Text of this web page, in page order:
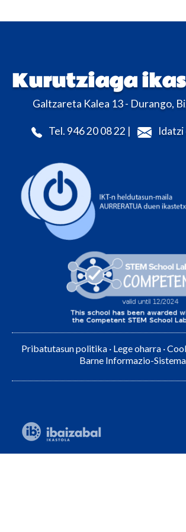
Kurutziaga
Galtzareta Kalea 13 - Durango,
Tel. 946 20 08 22 | Idatzi
Pribatutasun politika · Lege oharra ·
Barne Informazio-Sistema